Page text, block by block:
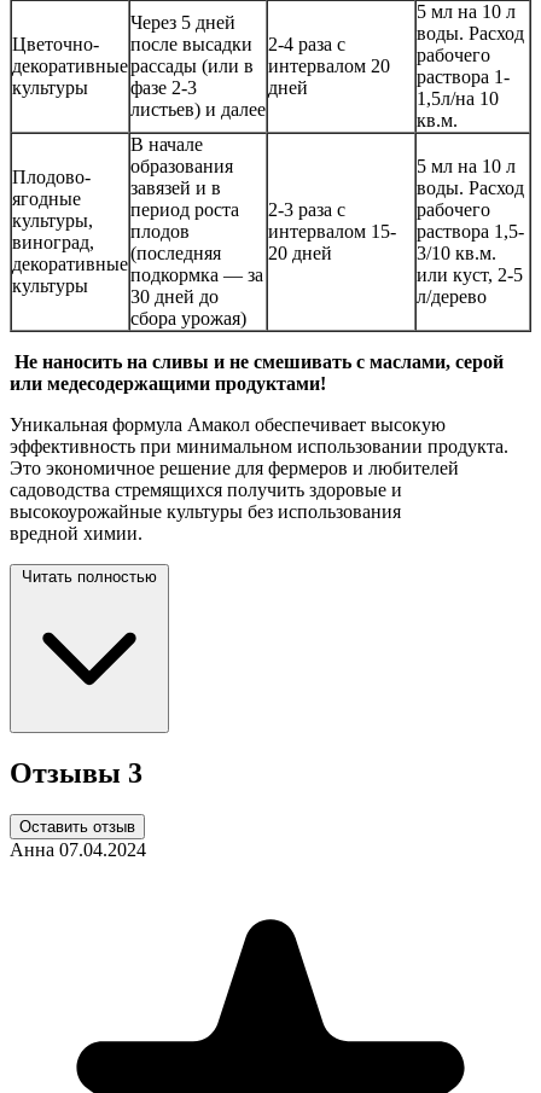
Цветочно-
декоративные
культуры
Через 5 дней
после высадки
рассады (или в
фазе 2-3
листьев) и далее
2-4 раза с
интервалом 20
дней
5 мл на 10 л
воды. Расход
рабочего
раствора 1-
1,5л/на 10
кв.м.
Плодово-
ягодные
культуры,
виноград,
декоративные
культуры
В начале
образования
завязей и в
период роста
плодов
(последняя
подкормка — за
30 дней до
сбора урожая)
2-3 раза с
интервалом 15-
20 дней
5 мл на 10 л
воды. Расход
рабочего
раствора 1,5-
3/10 кв.м.
или куст, 2-5
л/дерево
Не наносить на сливы и не смешивать с маслами, серой
или медесодержащими продуктами!
Уникальная формула Амакол обеспечивает высокую
эффективность при минимальном использовании продукта.
Это экономичное решение для фермеров и любителей
садоводства стремящихся получить здоровые и
высокоурожайные культуры без использования
вредной химии.
Читать полностью
Отзывы 3
Оставить отзыв
Анна 07.04.2024